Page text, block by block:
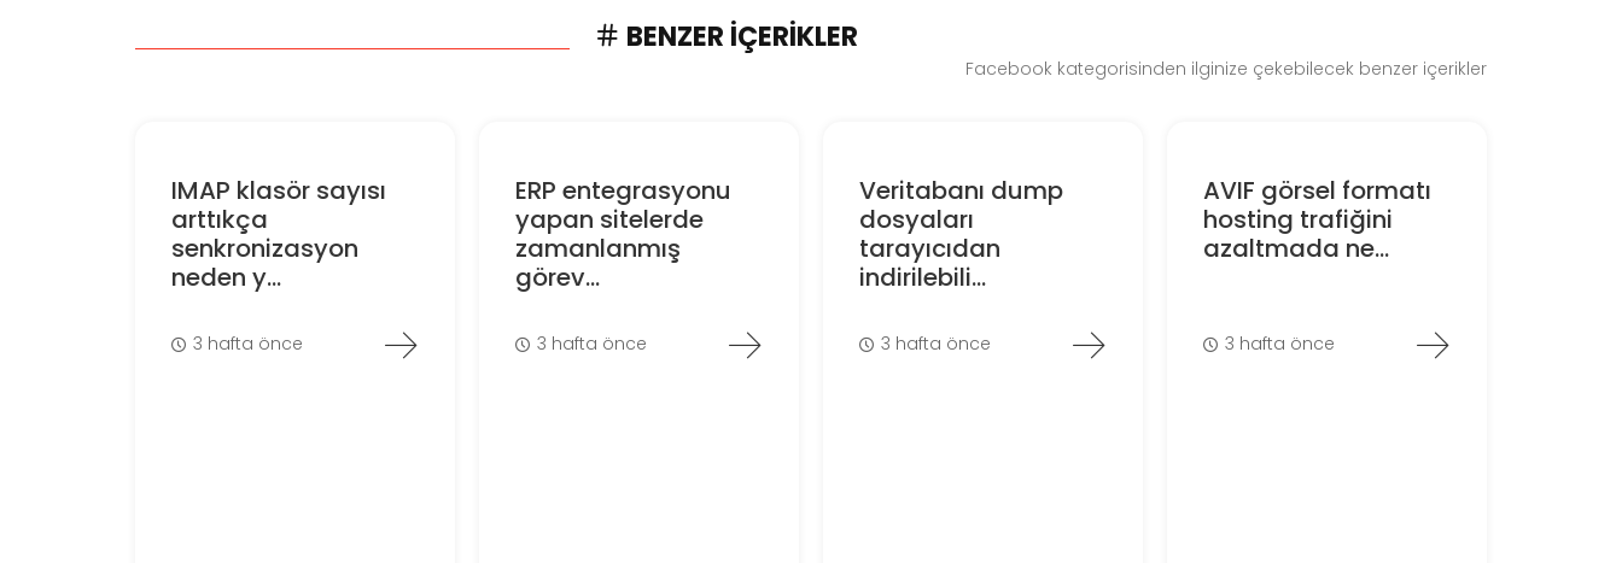
BENZER İÇERIKLER
Facebook kategorisinden ilginize çekebilecek benzer içerikler
IMAP klasör sayısı
arttıkça
senkronizasyon
neden y...
3 hafta önce
ERP entegrasyonu
yapan sitelerde
zamanlanmış
görev...
3 hafta önce
Veritabanı dump
dosyaları
tarayıcıdan
indirilebili...
3 hafta önce
AVIF görsel formatı
hosting trafiğini
azaltmada ne...
3 hafta önce